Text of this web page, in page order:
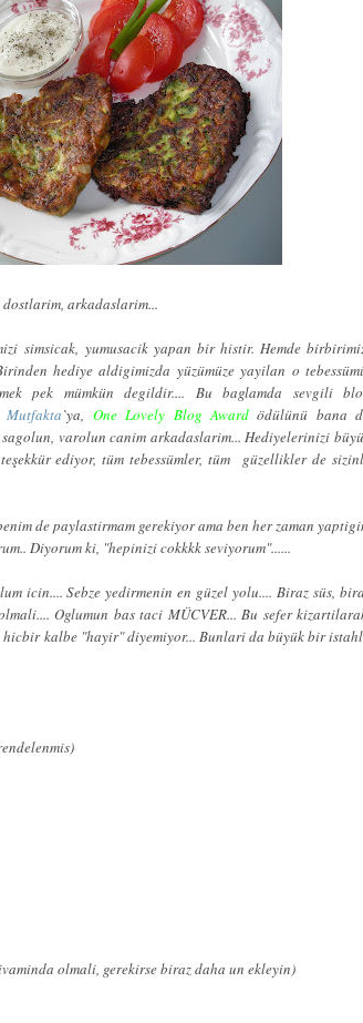
arkadaslarim...
simsicak, yumusacik yapan bir histir. Hemde
hediye aldigimizda yüzümüze yayilan o
pek mümkün degildir.... Bu baglamda sevgili
Mutfakta`ya,One Lovely Blog Award ödülünü bana
varolun canim arkadaslarim... Hediyelerinizi
ediyor, tüm tebessümler, tüm güzellikler de
de paylastirmam gerekiyor ama ben her zaman
Diyorum ki, "hepinizi cokkkk seviyorum"......
icin.... Sebze yedirmenin en güzel yolu.... Biraz süs,
Oglumun bas taci MÜCVER... Bu sefer
kalbe "hayir" diyemiyor... Bunlari da büyük bir
olmali, gerekirse biraz daha un ekleyin)